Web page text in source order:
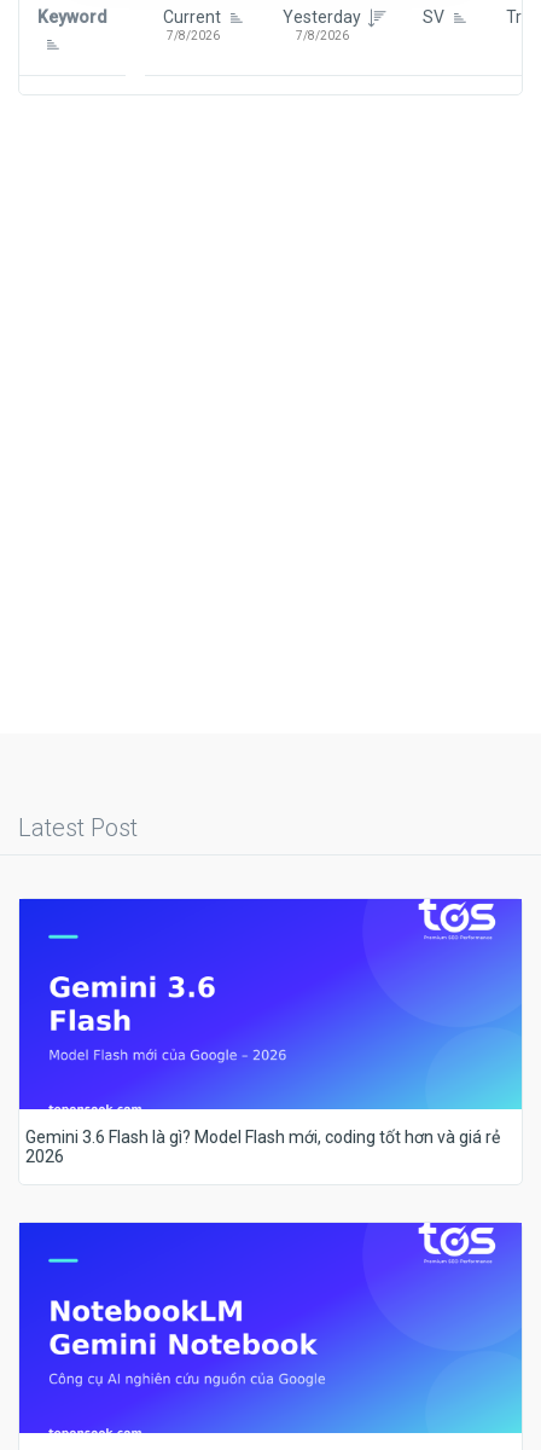
Keyword Current
7/8/2026
Yesterday
7/8/2026
SV
Latest Post
Gemini 3.6 Flash là gì? Model Flash mới, coding tốt hơn và giá rẻ
2026